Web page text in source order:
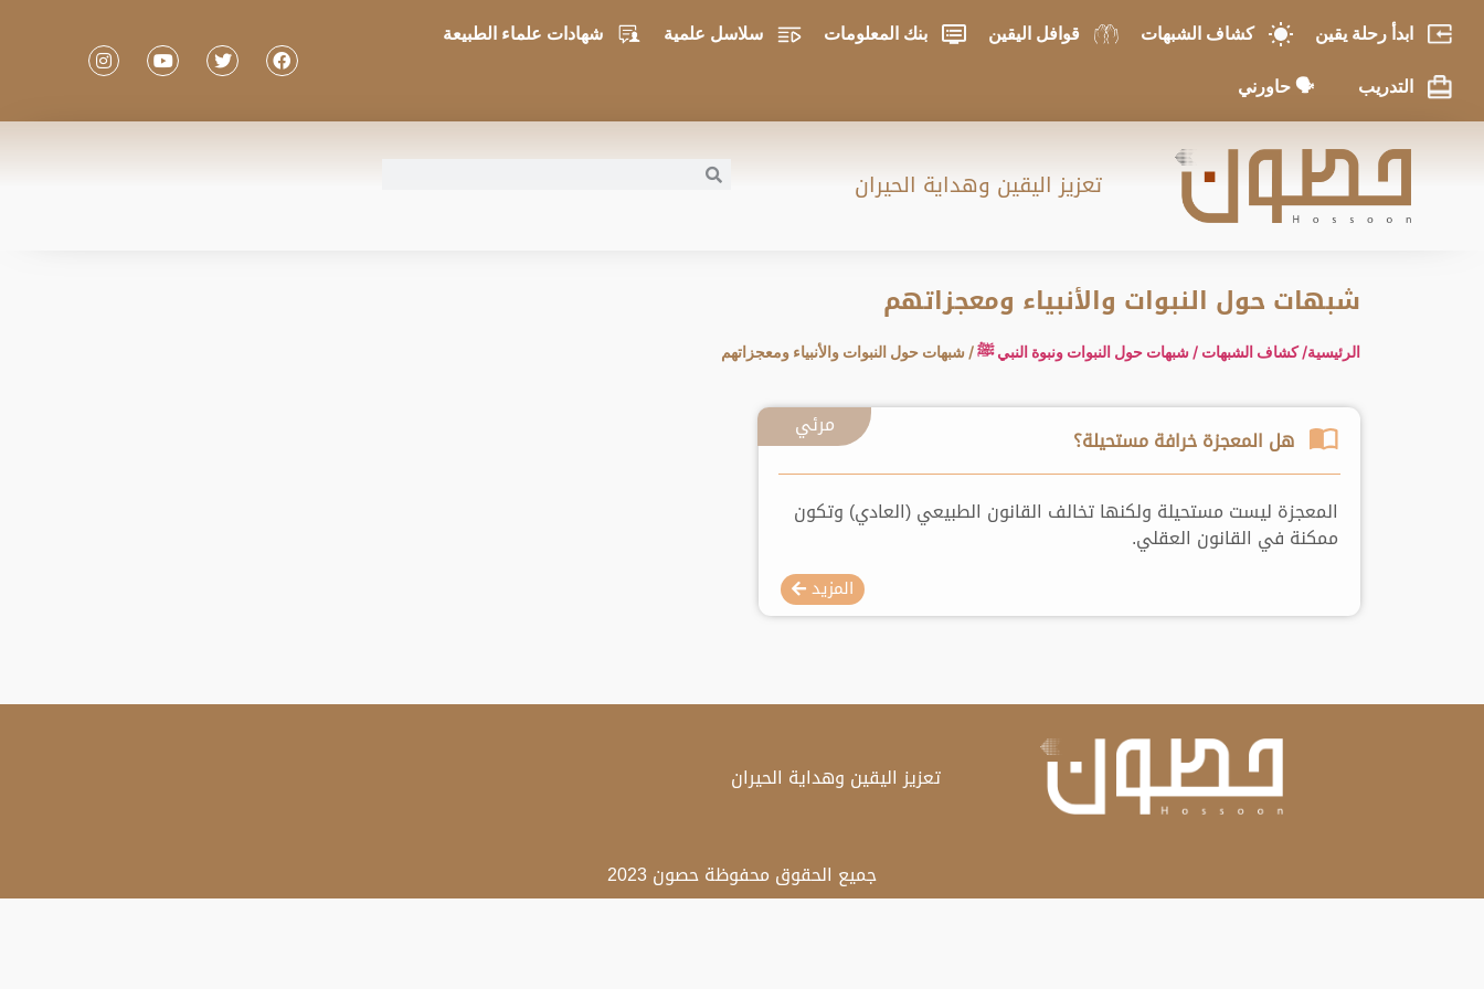
ابدأ رحلة يقين كشاف الشبهات قوافل اليقين بنك المعلومات سلاسل علمية شهادات علماء الطبيعة
التدريب 🗣 حاورني
تعزيز اليقين وهداية الحيران
شبهات حول النبوات والأنبياء ومعجزاتهم
الرئيسية/ كشاف الشبهات / شبهات حول النبوات ونبوة النبي ﷺ/ شبهات حول النبوات والأنبياء ومعجزاتهم
هل المعجزة خرافة مستحيلة؟ مرئي
المعجزة ليست مستحيلة ولكنها تخالف القانون الطبيعي (العادي) وتكون
ممكنة في القانون العقلي.
المزيد
تعزيز اليقين وهداية الحيران
جميع الحقوق محفوظة حصون 2023